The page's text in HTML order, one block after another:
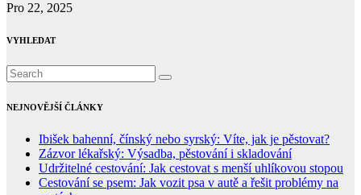
Pro 22, 2025
VYHLEDAT
NEJNOVĚJŠÍ ČLÁNKY
Ibišek bahenní, čínský nebo syrský: Víte, jak je pěstovat?
Zázvor lékařský: Výsadba, pěstování i skladování
Udržitelné cestování: Jak cestovat s menší uhlíkovou stopou
Cestování se psem: Jak vozit psa v autě a řešit problémy na